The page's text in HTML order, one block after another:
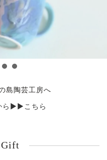
島陶芸工房へ
ら▶▶こちら
Gift